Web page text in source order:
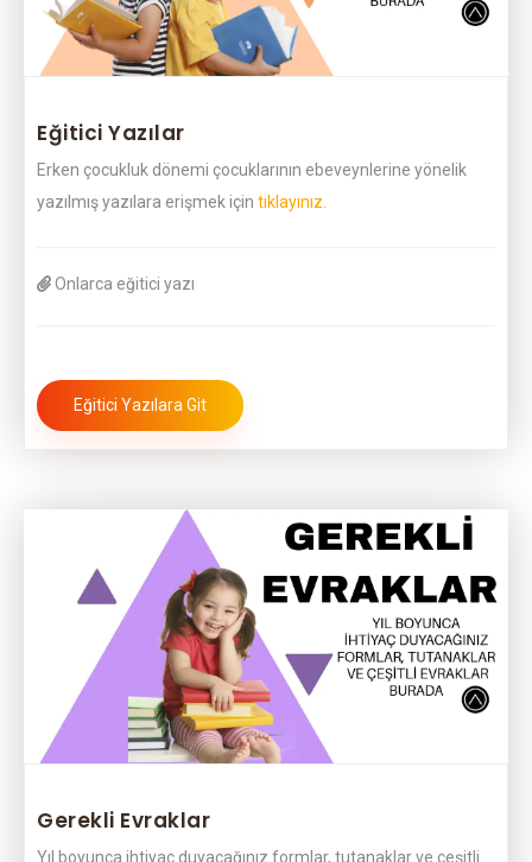
Eğitici Yazılar
Erken çocukluk dönemi çocuklarının ebeveynlerine yönelik
yazılmış yazılara erişmek için tıklayınız.
Onlarca eğitici yazı
Eğitici Yazılara Git
Gerekli Evraklar
Yıl boyunca ihtiyaç duyacağınız formlar, tutanaklar ve çeşitli